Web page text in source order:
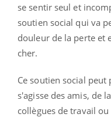
se sentir seul et
soutien social qui va
douleur de la perte et
cher.
Ce soutien social
s'agisse des amis, de
collègues de travail